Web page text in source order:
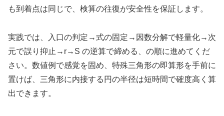
も到着点は同じで、検算の往復が安全性を保証します。
実践では、入口の判定→式の固定→因数分解で軽量化→次
元で誤り抑止→r→S の逆算で締める、の順に進めてくだ
さい。数値例で感覚を固め、特殊三角形の即算形を手前に
置けば、三角形に内接する円の半径は短時間で確度高く算
出できます。